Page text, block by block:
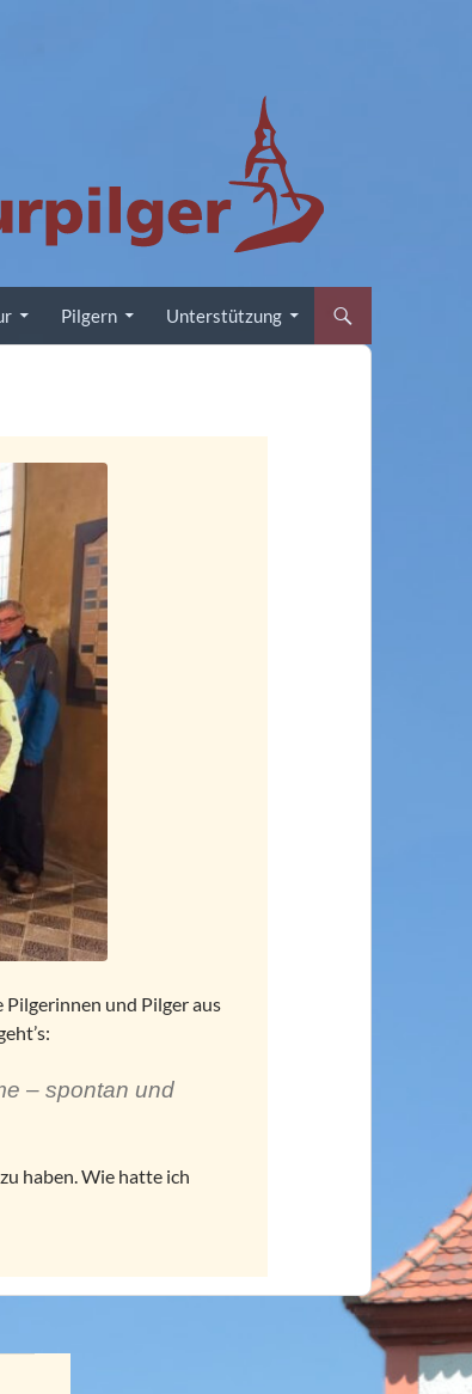
Pilgern Unterstützung
Pilgerinnen und Pilger aus
– spontan und
haben. Wie hatte ich